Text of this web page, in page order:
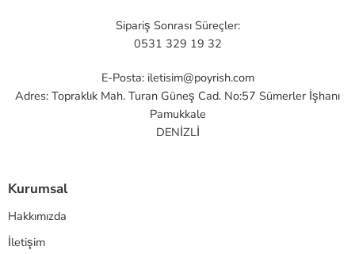
Sipariş Sonrası Süreçler:
0531 329 19 32
E-Posta: iletisim@poyrish.com
Adres: Topraklık Mah. Turan Güneş Cad. No:57 Sümerler İşhanı
Pamukkale
DENİZLİ
Kurumsal
Hakkımızda
İletişim